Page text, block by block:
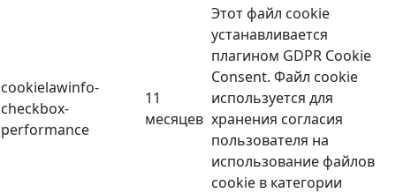
cookielawinfo-
checkbox-
performance
11
месяцев
Этот файл cookie
устанавливается
плагином GDPR Cookie
Consent. Файл cookie
используется для
хранения согласия
пользователя на
использование файлов
cookie в категории